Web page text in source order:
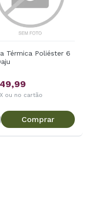
Térmica Poliéster 6
ou no cartão
Comprar